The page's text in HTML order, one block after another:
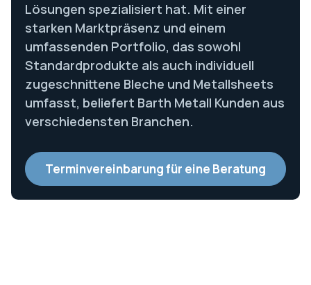
Lösungen spezialisiert hat. Mit einer
starken Marktpräsenz und einem
umfassenden Portfolio, das sowohl
Standardprodukte als auch individuell
zugeschnittene Bleche und Metallsheets
umfasst, beliefert Barth Metall Kunden aus
verschiedensten Branchen.
Terminvereinbarung für eine Beratung